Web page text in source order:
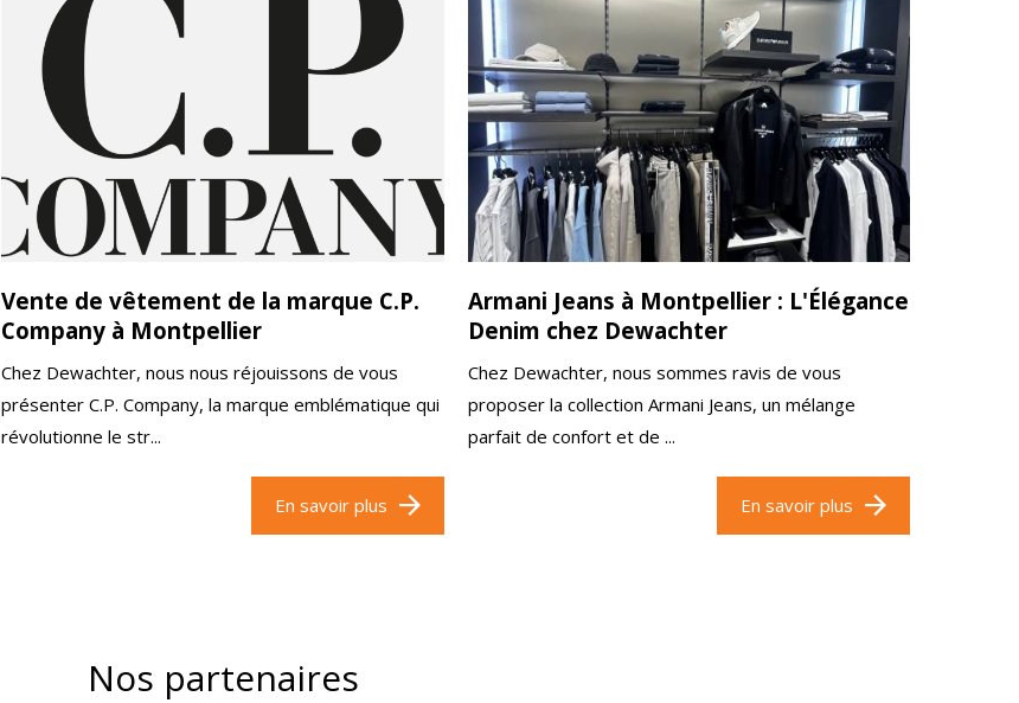
Vente de vêtement de la marque C.P.
Company à Montpellier
Chez Dewachter, nous nous réjouissons de vous
présenter C.P. Company, la marque emblématique qui
révolutionne le str...
En savoir plus
Armani Jeans à Montpellier : L'Élégance
Denim chez Dewachter
Chez Dewachter, nous sommes ravis de vous
proposer la collection Armani Jeans, un mélange
parfait de confort et de ...
En savoir plus
Nos partenaires